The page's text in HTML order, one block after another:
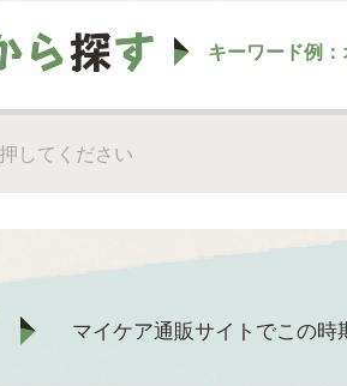
キーワード例
マイケア通販サイトでこの時